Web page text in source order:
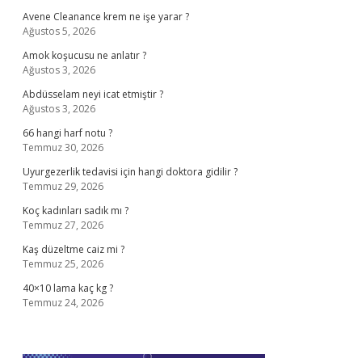
Avene Cleanance krem ne işe yarar ?
Ağustos 5, 2026
Amok koşucusu ne anlatır ?
Ağustos 3, 2026
Abdüsselam neyi icat etmiştir ?
Ağustos 3, 2026
66 hangi harf notu ?
Temmuz 30, 2026
Uyurgezerlik tedavisi için hangi doktora gidilir ?
Temmuz 29, 2026
Koç kadınları sadık mı ?
Temmuz 27, 2026
Kaş düzeltme caiz mi ?
Temmuz 25, 2026
40×10 lama kaç kg ?
Temmuz 24, 2026